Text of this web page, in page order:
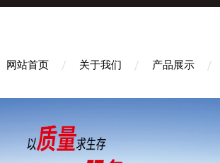
网站首页 关于我们 产品展示